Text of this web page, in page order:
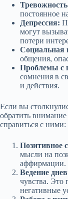
постоянное
Депрессия:
могут
потери
Социальная
общения,
Проблемы с
сомнения в
и действия.
Если вы
обратить
справиться с ними:
Позитивное
мысли на
аффирмации.
Ведение
чувства. Это
негативные